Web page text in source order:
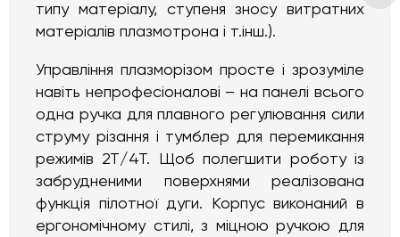
типу матеріалу, ступеня зносу витратних
матеріалів плазмотрона і т.інш.).
Управління плазморізом просте і зрозуміле
навіть непрофесіоналові – на панелі всього
одна ручка для плавного регулювання сили
струму різання і тумблер для перемикання
режимів 2Т/4Т. Щоб полегшити роботу із
забрудненими поверхнями реалізована
функція пілотної дуги. Корпус виконаний в
ергономічному стилі, з міцною ручкою для